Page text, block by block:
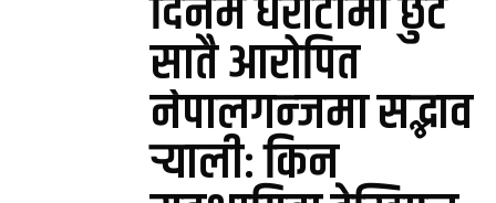
सातै आरोपित
नेपालगन्जमा सद्भाव
र्‍यालीः किन